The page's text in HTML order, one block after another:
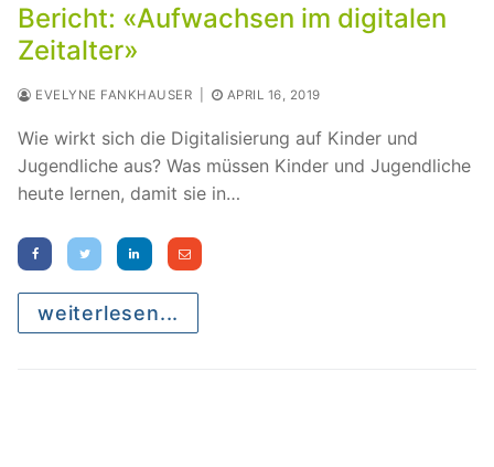
Bericht: «Aufwachsen im digitalen
Zeitalter»
EVELYNE FANKHAUSER APRIL 16, 2019
Wie wirkt sich die Digitalisierung auf Kinder und
Jugendliche aus? Was müssen Kinder und Jugendliche
heute lernen, damit sie in…
weiterlesen...